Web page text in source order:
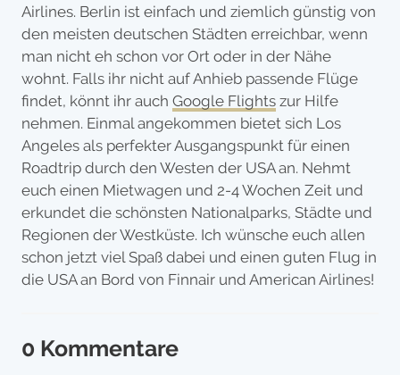
Airlines. Berlin ist einfach und ziemlich günstig von
den meisten deutschen Städten erreichbar, wenn
man nicht eh schon vor Ort oder in der Nähe
wohnt. Falls ihr nicht auf Anhieb passende Flüge
findet, könnt ihr auch Google Flights zur Hilfe
nehmen. Einmal angekommen bietet sich Los
Angeles als perfekter Ausgangspunkt für einen
Roadtrip durch den Westen der USA an. Nehmt
euch einen Mietwagen und 2-4 Wochen Zeit und
erkundet die schönsten Nationalparks, Städte und
Regionen der Westküste. Ich wünsche euch allen
schon jetzt viel Spaß dabei und einen guten Flug in
die USA an Bord von Finnair und American Airlines!
0 Kommentare